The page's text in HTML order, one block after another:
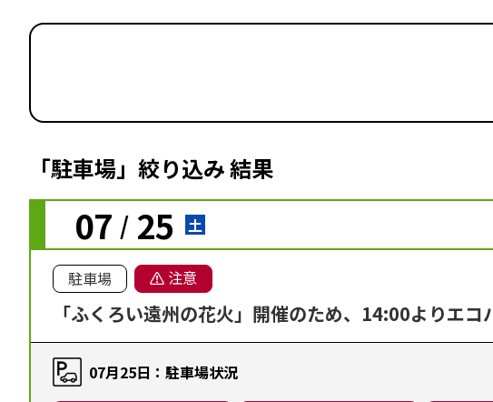
「駐車場」絞り込み 結果
07 / 25 土
駐車場 注意
「ふくろい遠州の花火」開催のため、14:00よりエ
07月25日：駐車場状況